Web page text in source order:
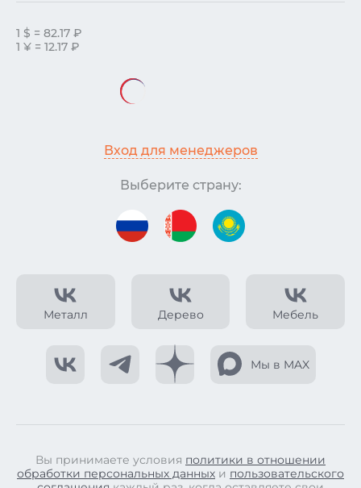
Металл Дерево Мебель
Мы в MAX
1 $ = 82.17 ₽
1 ¥ = 12.17 ₽
Вход для менеджеров
Выберите страну:
Вы принимаете условия политики в отношении
обработки персональных данных и пользовательского